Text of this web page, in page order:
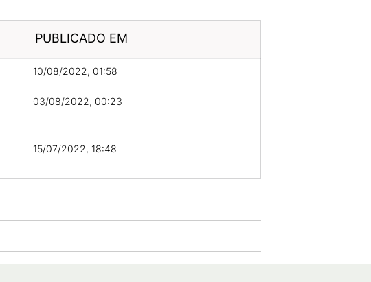
PUBLICADO EM
10/08/2022, 01:58
03/08/2022, 00:23
15/07/2022, 18:48